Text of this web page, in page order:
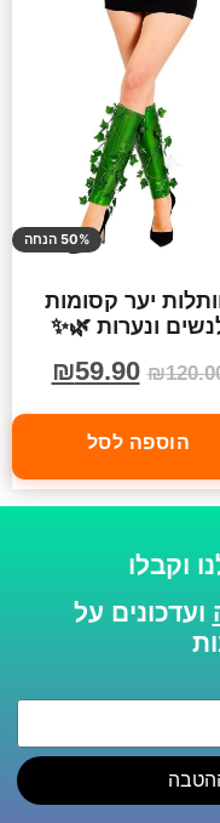
50% הנחה
יער קסומות
ונערות 🌿✨
₪
₪59.90
הוספה לסל
וקבלו
ועדכונים על